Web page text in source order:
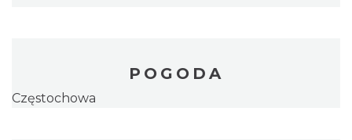
POGODA
Częstochowa